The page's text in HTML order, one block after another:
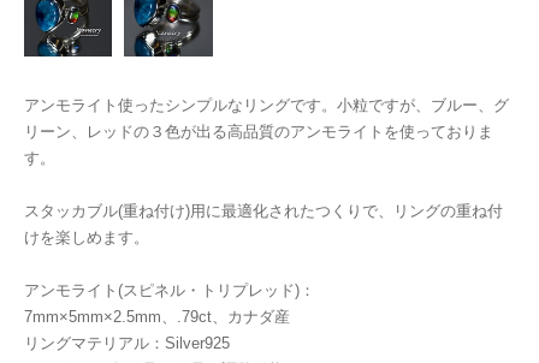
アンモライト使ったシンプルなリングです。小粒ですが、ブルー、グ
リーン、レッドの３色が出る高品質のアンモライトを使っておりま
す。
スタッカブル(重ね付け)用に最適化されたつくりで、リングの重ね付
けを楽しめます。
アンモライト(スピネル・トリプレッド)：
7mm×5mm×2.5mm、.79ct、カナダ産
リングマテリアル：Silver925